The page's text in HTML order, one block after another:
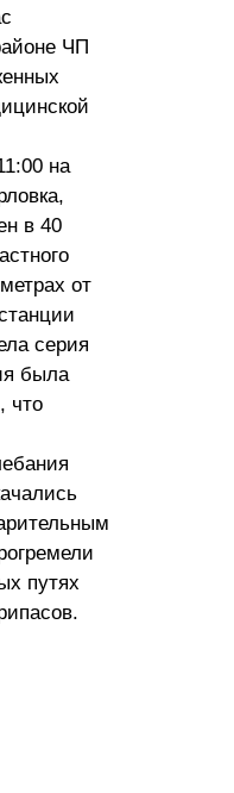
ЧП
на
в 40
от
серия
была
что
путях